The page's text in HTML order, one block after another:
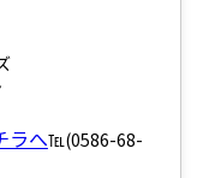
ラへ℡(0586-68-